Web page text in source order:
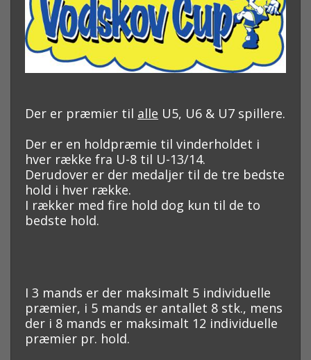
Der er præmier til alle U5, U6 & U7 spillere.
Der er en holdpræmie til vinderholdet i
hver række fra U-8 til U-13/14.
Derudover er der medaljer til de tre bedste
hold i hver række.
I rækker med fire hold dog kun til de to
bedste hold.
I 3 mands er der maksimalt 5 individuelle
præmier, i 5 mands er antallet 8 stk., mens
der i 8 mands er maksimalt 12 individuelle
præmier pr. hold.